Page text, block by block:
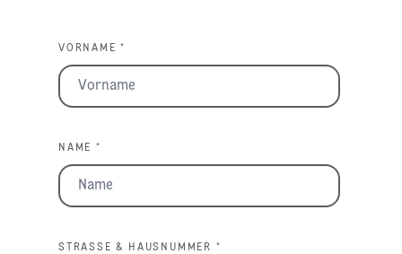
VORNAME *
NAME *
STRASSE & HAUSNUMMER *